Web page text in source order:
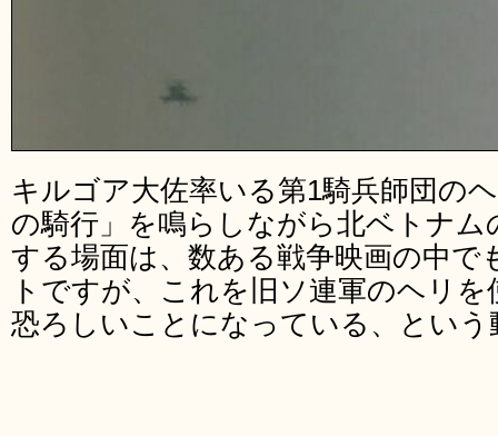
キルゴア大佐率いる第1騎兵師団の
の騎行」を鳴らしながら北ベトナ
する場面は、数ある戦争映画の中で
トですが、これを旧ソ連軍のヘリ
恐ろしいことになっている、という